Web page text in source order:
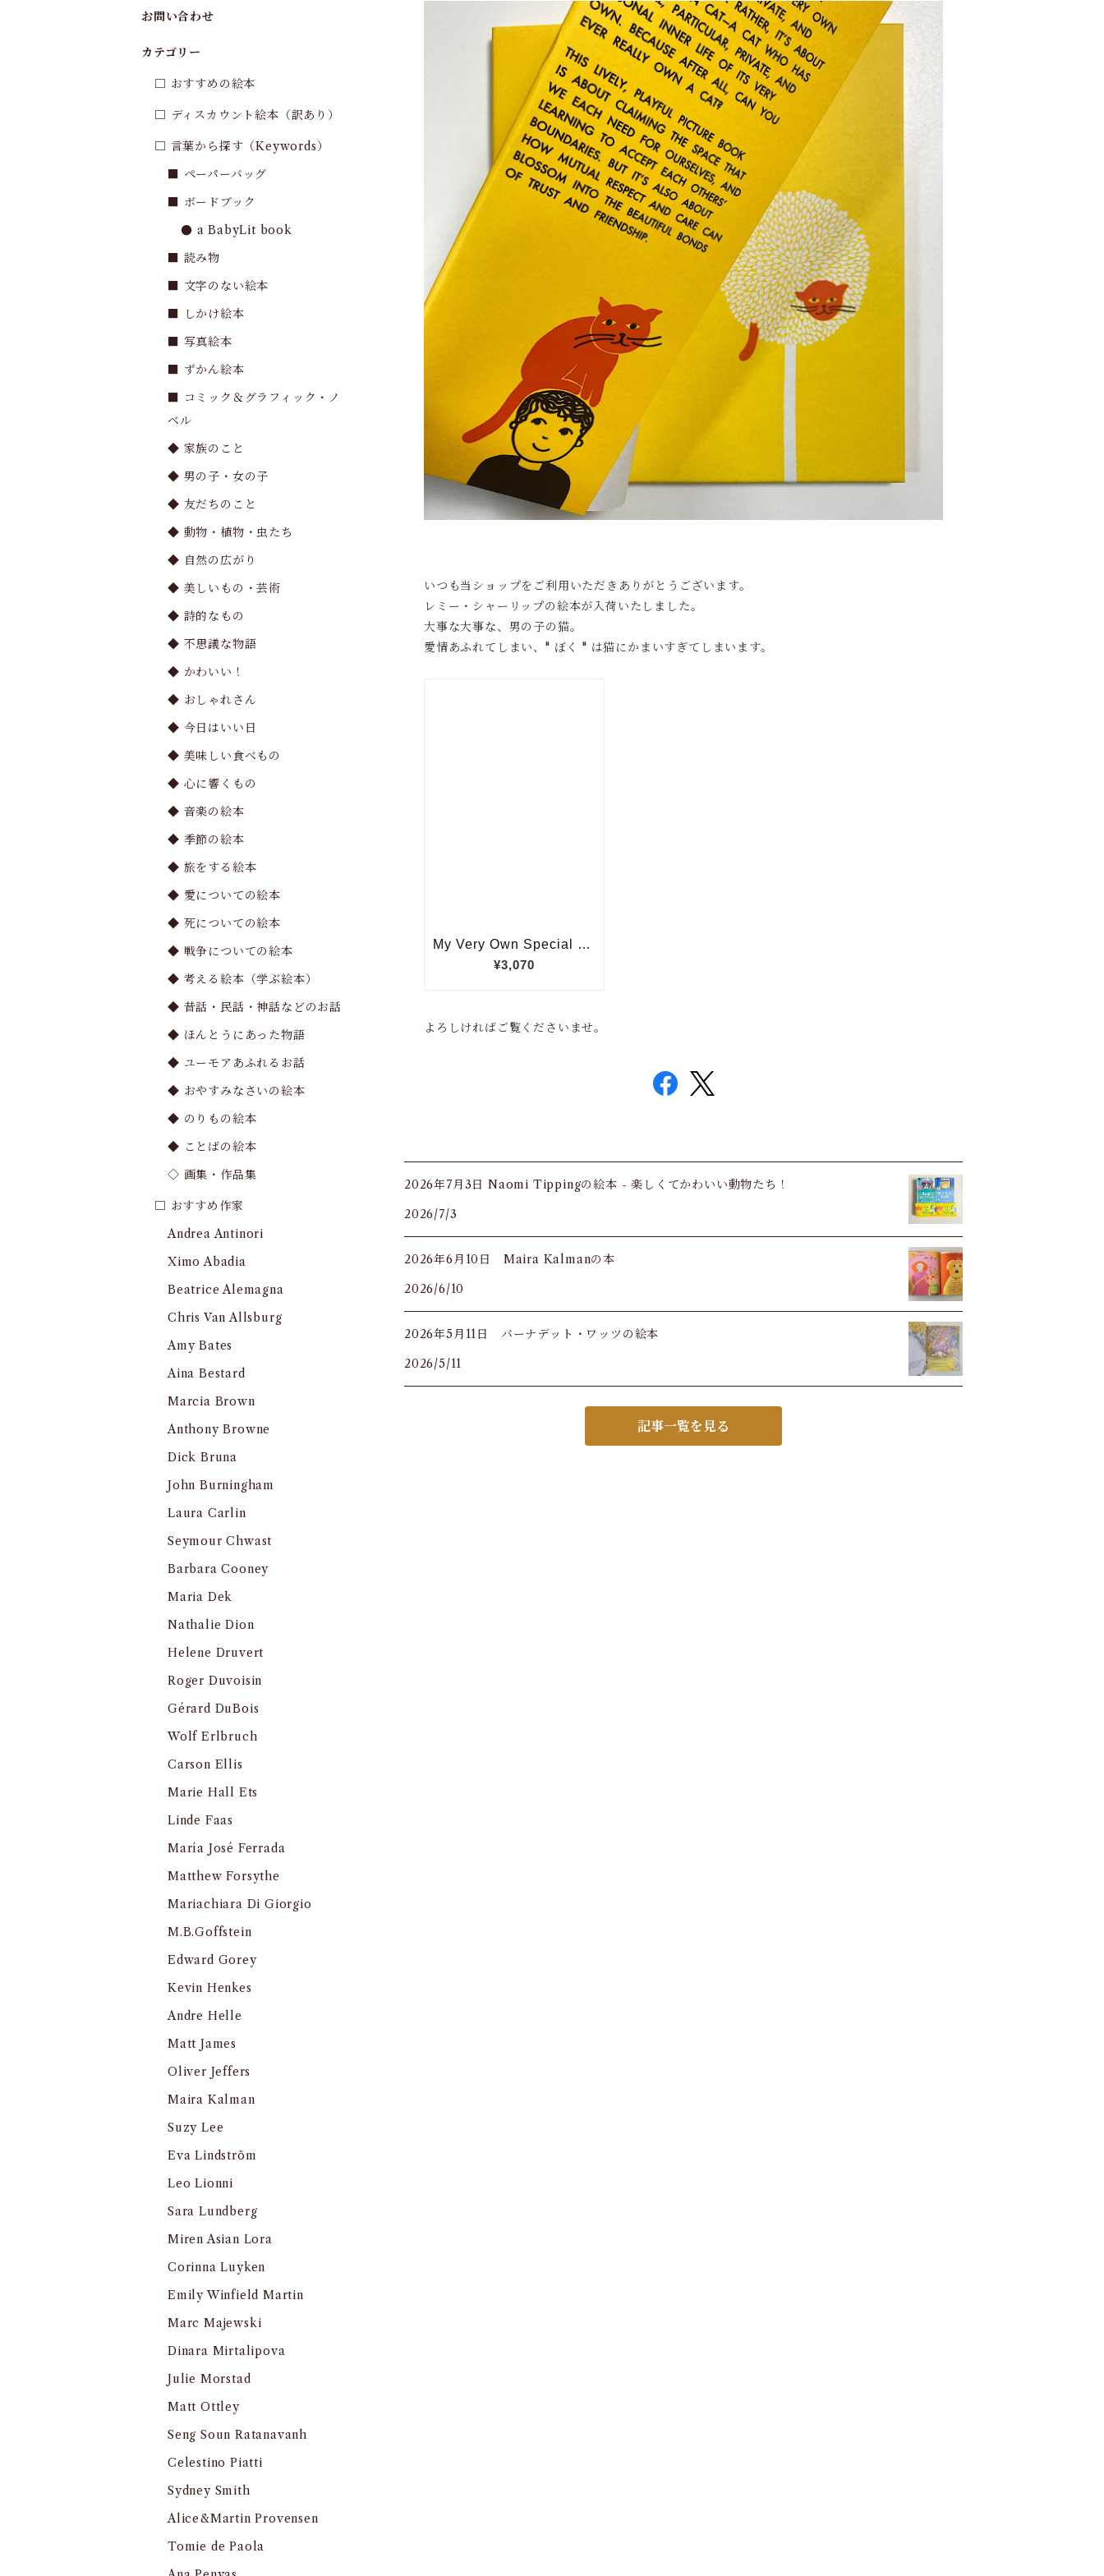
いつも当ショップをご利用いただきありがとうございます。
レミー・シャーリップの絵本が入荷いたしました。
大事な大事な、男の子の猫。
愛情あふれてしまい、" ぼく " は猫にかまいすぎてしまいます。
よろしければご覧くださいませ。
2026年7月3日 Naomi Tippingの絵本 - 楽しくてかわいい動物たち！
2026/7/3
2026年6月10日 Maira Kalmanの本
2026/6/10
2026年5月11日 バーナデット・ワッツの絵本
2026/5/11
記事一覧を見る
お問い合わせ
カテゴリー
□ おすすめの絵本
□ ディスカウント絵本（訳あり）
□ 言葉から探す（Keywords）
■ ペーパーバッグ
■ ボードブック
● a BabyLit book
■ 読み物
■ 文字のない絵本
■ しかけ絵本
■ 写真絵本
■ ずかん絵本
■ コミック＆グラフィック・ノ
ベル
◆ 家族のこと
◆ 男の子・女の子
◆ 友だちのこと
◆ 動物・植物・虫たち
◆ 自然の広がり
◆ 美しいもの・芸術
◆ 詩的なもの
◆ 不思議な物語
◆ かわいい！
◆ おしゃれさん
◆ 今日はいい日
◆ 美味しい食べもの
◆ 心に響くもの
◆ 音楽の絵本
◆ 季節の絵本
◆ 旅をする絵本
◆ 愛についての絵本
◆ 死についての絵本
◆ 戦争についての絵本
◆ 考える絵本（学ぶ絵本）
◆ 昔話・民話・神話などのお話
◆ ほんとうにあった物語
◆ ユーモアあふれるお話
◆ おやすみなさいの絵本
◆ のりもの絵本
◆ ことばの絵本
◇ 画集・作品集
□ おすすめ作家
Andrea Antinori
Ximo Abadia
Beatrice Alemagna
Chris Van Allsburg
Amy Bates
Aina Bestard
Marcia Brown
Anthony Browne
Dick Bruna
John Burningham
Laura Carlin
Seymour Chwast
Barbara Cooney
Maria Dek
Nathalie Dion
Helene Druvert
Roger Duvoisin
Gérard DuBois
Wolf Erlbruch
Carson Ellis
Marie Hall Ets
Linde Faas
María José Ferrada
Matthew Forsythe
Mariachiara Di Giorgio
M.B.Goffstein
Edward Gorey
Kevin Henkes
Andre Helle
Matt James
Oliver Jeffers
Maira Kalman
Suzy Lee
Eva Lindström
Leo Lionni
Sara Lundberg
Miren Asian Lora
Corinna Luyken
Emily Winfield Martin
Marc Majewski
Dinara Mirtalipova
Julie Morstad
Matt Ottley
Seng Soun Ratanavanh
Celestino Piatti
Sydney Smith
Alice&Martin Provensen
Tomie de Paola